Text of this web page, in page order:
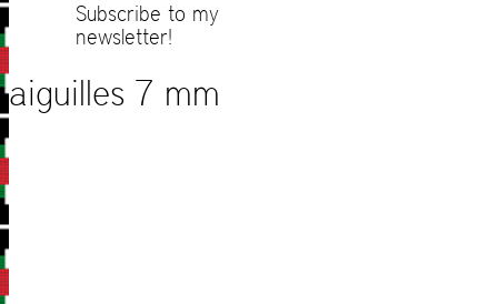
Subscribe to my
newsletter!
aiguilles 7 mm